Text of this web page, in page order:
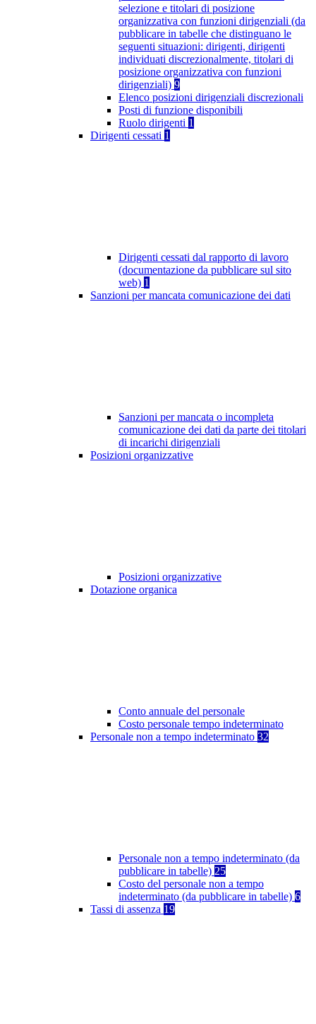
selezione e titolari di posizione
organizzativa con funzioni dirigenziali (da
pubblicare in tabelle che distinguano le
seguenti situazioni: dirigenti, dirigenti
individuati discrezionalmente, titolari di
posizione organizzativa con funzioni
dirigenziali) 9
Elenco posizioni dirigenziali discrezionali
Posti di funzione disponibili
Ruolo dirigenti 1
Dirigenti cessati 1
Dirigenti cessati dal rapporto di lavoro
(documentazione da pubblicare sul sito
web) 1
Sanzioni per mancata comunicazione dei dati
Sanzioni per mancata o incompleta
comunicazione dei dati da parte dei titolari
di incarichi dirigenziali
Posizioni organizzative
Posizioni organizzative
Dotazione organica
Conto annuale del personale
Costo personale tempo indeterminato
Personale non a tempo indeterminato 32
Personale non a tempo indeterminato (da
pubblicare in tabelle) 25
Costo del personale non a tempo
indeterminato (da pubblicare in tabelle) 6
Tassi di assenza 19